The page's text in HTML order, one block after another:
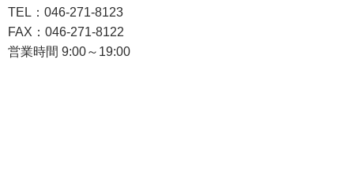
TEL：046-271-8123
FAX：046-271-8122
営業時間 9:00～19:00